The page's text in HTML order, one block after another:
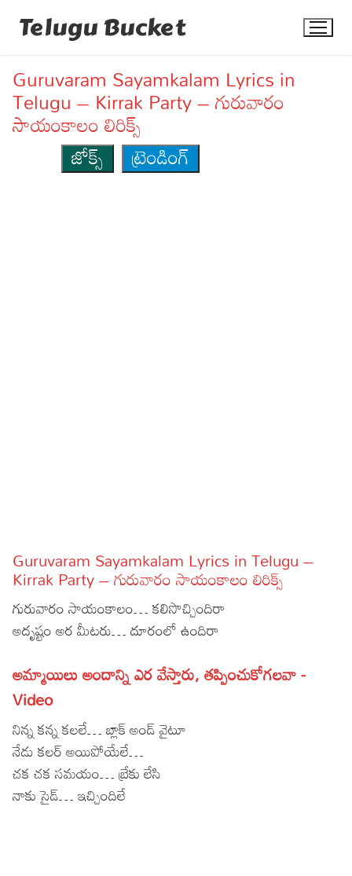
Telugu Bucket
Quotes
Articles
Facts
Devotional
Hinduism
Lyrics in Hindi – Devotional Songs
Lyrics in Hindi – Movie Songs
Tamil
Lyrics in Tamil – Devotional Songs
Lyrics in Tamil – Movie Songs
Kannada
Lyrics in Kannada – Movie Songs
Guruvaram Sayamkalam Lyrics in
Telugu – Kirrak Party – గురువారం
సాయంకాలం లిరిక్స్
జోక్స్
ట్రెండింగ్
Guruvaram Sayamkalam Lyrics in Telugu –
Kirrak Party – గురువారం సాయంకాలం లిరిక్స్
గురువారం సాయంకాలం… కలిసొచ్చిందిరా
అదృష్టం అర మీటరు… దూరంలో ఉందిరా
అమ్మాయిలు అందాన్ని ఎర వేస్తారు, తప్పించుకోగలవా -
Video
నిన్న కన్న కలలే… బ్లాక్ అండ్ వైటూ
నేడు కలర్ అయిపోయేలే…
చక చక సమయం… బ్రేకు లేసి
నాకు సైడ్… ఇచ్చిందిలే